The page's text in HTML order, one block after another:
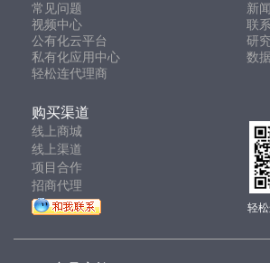
常见问题
新
视频中心
联
公有化云平台
研
私有化应用中心
数
轻松连代理商
购买渠道
线上商城
线上渠道
项目合作
招商代理
轻